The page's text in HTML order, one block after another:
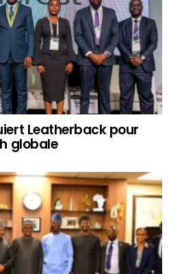
Leatherback pour
globale